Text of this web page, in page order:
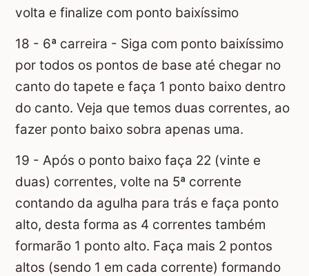
volta e finalize com ponto baixíssimo
18 - 6ª carreira - Siga com ponto baixíssimo
por todos os pontos de base até chegar no
canto do tapete e faça 1 ponto baixo dentro
do canto. Veja que temos duas correntes, ao
fazer ponto baixo sobra apenas uma.
19 - Após o ponto baixo faça 22 (vinte e
duas) correntes, volte na 5ª corrente
contando da agulha para trás e faça ponto
alto, desta forma as 4 correntes também
formarão 1 ponto alto. Faça mais 2 pontos
altos (sendo 1 em cada corrente) formando